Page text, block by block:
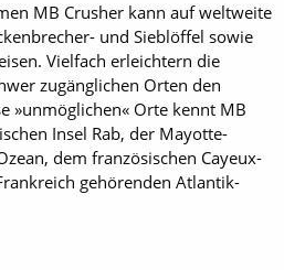
MB Crusher kann auf weltweite
und Sieblöffel sowie
Vielfach erleichtern die
zugänglichen Orten den
»unmöglichen« Orte kennt MB
Insel Rab, der Mayotte-
dem französischen Cayeux-
gehörenden Atlantik-